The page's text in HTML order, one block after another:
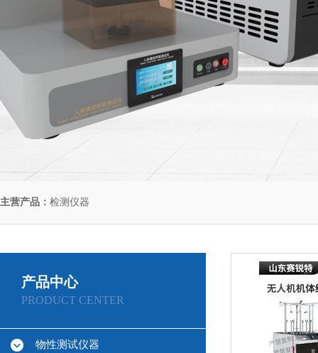
主营产品： 检测仪器
产品中心
PRODUCT CENTER
物性测试仪器